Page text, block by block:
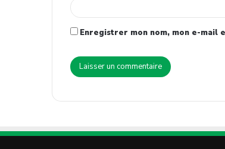
Enregistrer mon nom, mon e-mail